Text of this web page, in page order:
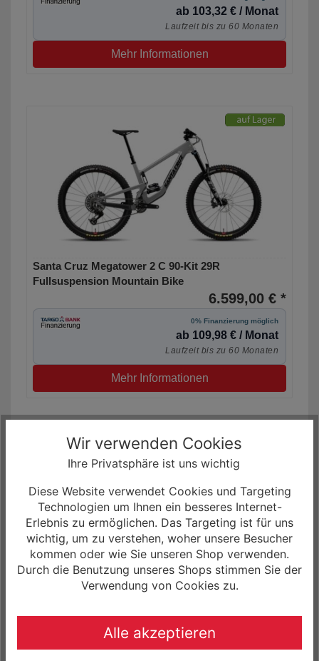
ab 103,32 € / Monat
Laufzeit bis zu 60 Monaten
Mehr Informationen
Santa Cruz Megatower 2 C 90-Kit 29R
Fullsuspension Mountain Bike
6.599,00 € *
0% Finanzierung möglich
ab 109,98 € / Monat
Laufzeit bis zu 60 Monaten
Mehr Informationen
Santa Cruz Hightower 4 C GX AXS 29R
Wir verwenden Cookies
Ihre Privatsphäre ist uns wichtig
Diese Website verwendet Cookies und Targeting
Technologien um Ihnen ein besseres Internet-
Erlebnis zu ermöglichen. Das Targeting ist für uns
wichtig, um zu verstehen, woher unsere Besucher
kommen oder wie Sie unseren Shop verwenden.
Durch die Benutzung unseres Shops stimmen Sie der
Verwendung von Cookies zu.
Alle akzeptieren